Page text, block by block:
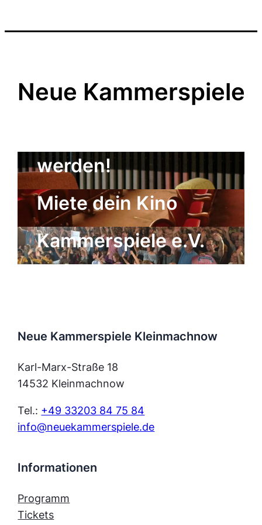
Neue Kammerspiele
werden!
Miete dein Kino
Der Freundeskreis
der Neuen
Kammerspiele e.V.
Neue Kammerspiele Kleinmachnow
Karl-Marx-Straße 18
14532 Kleinmachnow
Tel.: +49 33203 84 75 84
info@neuekammerspiele.de
Informationen
Programm
Tickets